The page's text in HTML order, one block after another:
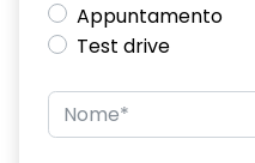
Appuntamento
Test drive